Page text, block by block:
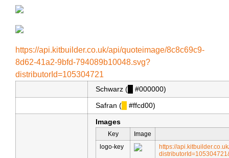
https://api.kitbuilder.co.uk/api/quoteimage/8c8c69c9-
8d62-41a2-9bfd-794089b10048.svg?
distributorId=105304721
Schwarz (
#000000)
Safran (
#ffcd00)
Images
Key Image
logo-key
https://